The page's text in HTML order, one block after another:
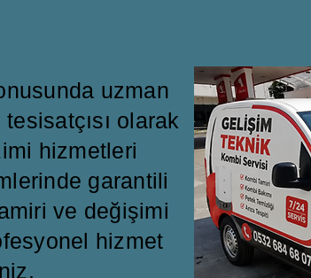
uzman
olarak
hizmetleri
garantili
ve değişimi
hizmet